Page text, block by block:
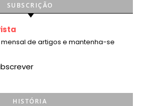
SUBSCRIÇÃO
de artigos e mantenha-se
HISTÓRIA